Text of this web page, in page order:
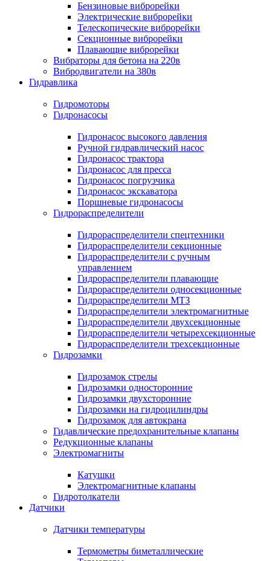
Бензиновые виброрейки
Электрические виброрейки
Телескопические виброрейки
Секционные виброрейки
Плавающие виброрейки
Вибраторы для бетона на 220в
Вибродвигатели на 380в
Гидравлика
Гидромоторы
Гидронасосы
Гидронасос высокого давления
Ручной гидравлический насос
Гидронасос трактора
Гидронасос для пресса
Гидронасос погрузчика
Гидронасос экскаватора
Поршневые гидронасосы
Гидрораспределители
Гидрораспределители спецтехники
Гидрораспределители секционные
Гидрораспределители с ручным
управлением
Гидрораспределители плавающие
Гидрораспределители односекционные
Гидрораспределители МТЗ
Гидрораспределители электромагнитные
Гидрораспределители двухсекционные
Гидрораспределители четырехсекционные
Гидрораспределители трехсекционные
Гидрозамки
Гидрозамок стрелы
Гидрозамки односторонние
Гидрозамки двухсторонние
Гидрозамки на гидроцилиндры
Гидрозамок для автокрана
Гидавлические предохранительные клапаны
Редукционные клапаны
Электромагниты
Катушки
Электромагнитные клапаны
Гидротолкатели
Датчики
Датчики температуры
Термометры биметаллические